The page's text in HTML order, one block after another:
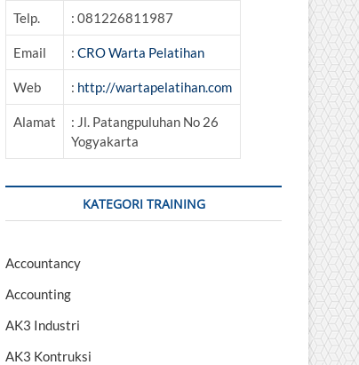
Telp.
: 081226811987
Email : CRO Warta Pelatihan
Web : http://wartapelatihan.com
Alamat
: Jl. Patangpuluhan No 26
Yogyakarta
KATEGORI TRAINING
Accountancy
Accounting
AK3 Industri
AK3 Kontruksi